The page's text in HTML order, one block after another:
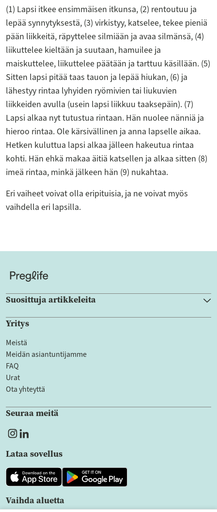
(1) Lapsi itkee ensimmäisen itkunsa, (2) rentoutuu ja
lepää synnytyksestä, (3) virkistyy, katselee, tekee pieniä
pään liikkeitä, räpyttelee silmiään ja avaa silmänsä, (4)
liikuttelee kieltään ja suutaan, hamuilee ja
maiskuttelee, liikuttelee päätään ja tarttuu käsillään. (5)
Sitten lapsi pitää taas tauon ja lepää hiukan, (6) ja
lähestyy rintaa lyhyiden ryömivien tai liukuvien
liikkeiden avulla (usein lapsi liikkuu taaksepäin). (7)
Lapsi alkaa nyt tutustua rintaan. Hän nuolee nänniä ja
hieroo rintaa. Ole kärsivällinen ja anna lapselle aikaa.
Hetken kuluttua lapsi alkaa jälleen hakeutua rintaa
kohti. Hän ehkä makaa äitiä katsellen ja alkaa sitten (8)
imeä rintaa, minkä jälkeen hän (9) nukahtaa.
Eri vaiheet voivat olla eripituisia, ja ne voivat myös
vaihdella eri lapsilla.
Suosittuja artikkeleita
Yritys
Meistä
Meidän asiantuntijamme
FAQ
Urat
Ota yhteyttä
Seuraa meitä
Lataa sovellus
Vaihda aluetta